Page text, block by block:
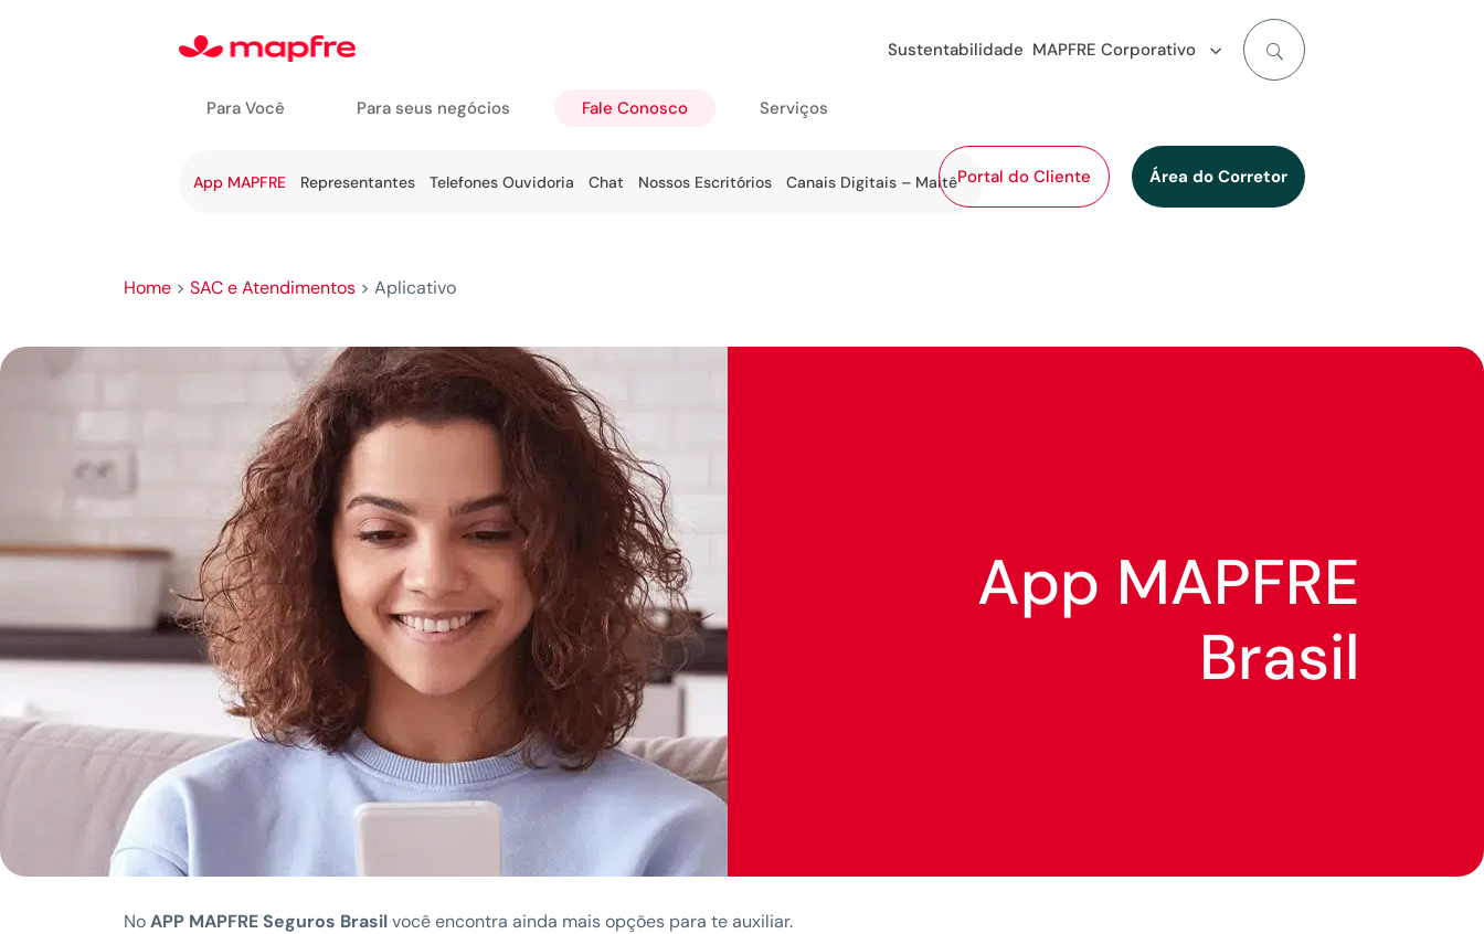
Sustentabilidade MAPFRE Corporativo
Portal do Cliente Área do Corretor
Para Você Para seus negócios Fale Conosco
Ir a Fale
App MAPFRE Representantes Telefones Ouvidoria Chat Nossos Escritórios Canais Digitais – Maitê
Serviços
Home > SAC e Atendimentos > Aplicativo
App MAPFRE
Brasil
NoAPP MAPFRE Seguros Brasilvocê encontra ainda mais opções para te auxiliar.